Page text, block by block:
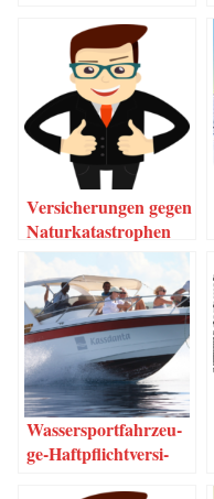
Ver­si­che­run­gen gegen
Naturkatastrophen
Was­­ser­s­por­t­­fahr­­zeu­­
ge-Haf­t­pflich­t­­ver­­­si­